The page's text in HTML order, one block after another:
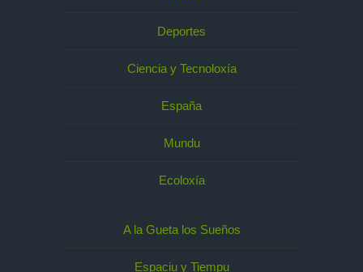
Deportes
Ciencia y Tecnoloxía
España
Mundu
Ecoloxía
A la Gueta los Sueños
Espaciu y Tiempu